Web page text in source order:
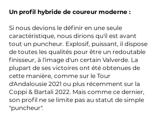
Un profil hybride de coureur moderne :
Si nous devions le définir en une seule
caractéristique, nous dirions qu'il est avant
tout un puncheur. Explosif, puissant, il dispose
de toutes les qualités pour être un redoutable
finisseur, à l'image d'un certain Valverde. La
plupart de ses victoires ont été obtenues de
cette manière, comme sur le Tour
d'Andalousie 2021 ou plus récemment sur la
Coppi & Bartali 2022. Mais comme ce dernier,
son profil ne se limite pas au statut de simple
"puncheur".